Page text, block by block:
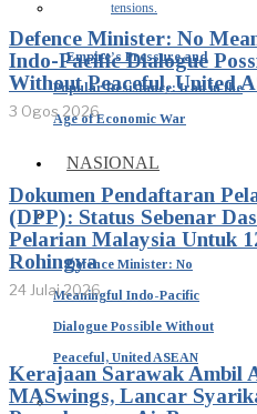
Empire’s Pressure and
Popular Resistance: Iran in the
Age of Economic War
NASIONAL
Defence Minister: No
Meaningful Indo-Pacific
Dialogue Possible Without
Peaceful, United ASEAN
Defence Minister: No
Indo-Pacific Dialogue
Without Peaceful, United
3 Ogos 2026
Dokumen Pendaftaran
(DPP): Status Sebenar
Pelarian Malaysia Untuk
Rohingya
24 Julai 2026
Kerajaan Sarawak Ambil
MASwings, Lancar